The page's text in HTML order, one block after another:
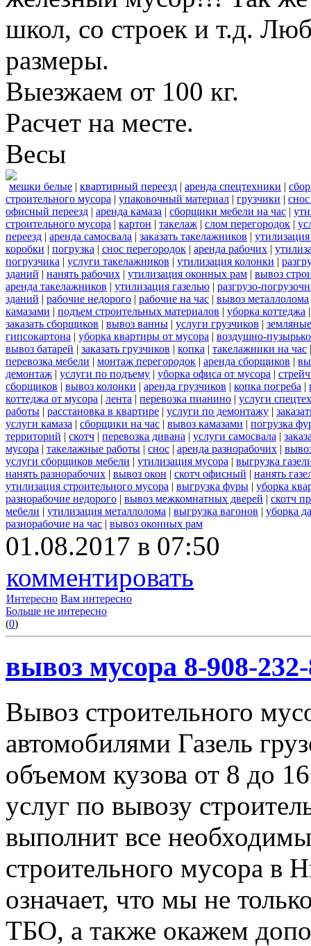
школ, со строек и т.д.
размеры.
Выезжаем от 100 кг.
Расчет на месте.
Весы
мешки белые | квартирный переезд | аренда спецтехники |
строительного мусора | упаковочный материал | грузчики |
офисный переезд | аренда камаза | сборщики мебели на час |
строительного мусора | картон | такелаж | слом перегородок |
переезд | аренда самосвала | заказать такелажников |
коробки | погрузка | снос перегородок | аренда рабочих |
погрузчика | услуги такелажников | утилизация колонки |
зданий | нанять рабочих | утилизация оконных рам | вывоз
аренда такелажников | утилизация газелью | разгрузо-
зданий | рабочие недорого | рабочие на час | вывоз металлолома
камазами | подъем строительных материалов | уборка коттеджа
заказать сборщиков | вывоз ванны | услуги грузчиков |
гипсокартона | уборка квартиры от мусора | воздушно-
вывоз батарей | заказать грузчиков | копка | такелажники на час
перевозка мебели | монтаж перегородок | аренда сборщиков |
демонтаж | услуги по подъему | уборка офиса от мусора |
сборщиков | вывоз колонки | аренда грузчиков | копка погреба |
коттеджа от мусора | лента | перевозка пианино | услуги
работы | расстановка в квартире | услуги по демонтажу |
услуги камаза | сборщики на час | вывоз камазами | погрузка
территорий | скотч | перевозка дивана | услуги самосвала |
мусора | такелажные работы | снос | аренда разнорабочих |
услуги сборщиков мебели | утилизация мусора | выгрузка
нанять разнорабочих | вывоз окон | скотч офисный | нанять
утилизация строительного мусора | выгрузка фуры | уборка
разнорабочие недорого | вывоз межкомнатных дверей | скотч
мебели | утилизация металлолома | выгрузка вагонов | уборка
разнорабочие на час | вывоз оконных рам
01.08.2017 в 07:50
комментировать
Интересно Вам интересно
Больше не интересно
(0)
вывоз мусора 8-908-
Вывоз строительного
автомобилями Газель
объемом кузова от 8 до
услуг по вывозу
выполнит все
строительного мусора в
означает, что мы не
ТБО, а также окажем